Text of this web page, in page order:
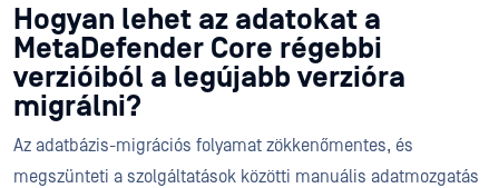
Hogyan lehet az adatokat a
MetaDefender Core régebbi
verzióiból a legújabb verzióra
migrálni?
Az adatbázis-migrációs folyamat zökkenőmentes, és
megszünteti a szolgáltatások közötti manuális adatmozgatás